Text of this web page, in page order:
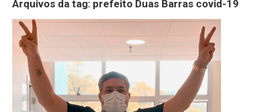
Arquivos da tag: prefeito Duas Barras covid-19